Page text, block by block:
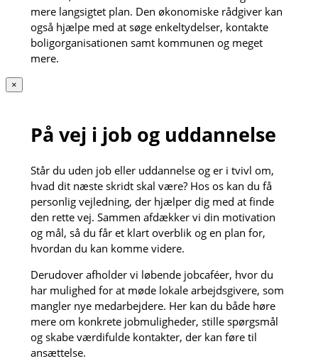
mere langsigtet plan. Den økonomiske rådgiver kan
også hjælpe med at søge enkeltydelser, kontakte
boligorganisationen samt kommunen og meget
mere.
×
På vej i job og uddannelse
Står du uden job eller uddannelse og er i tvivl om,
hvad dit næste skridt skal være? Hos os kan du få
personlig vejledning, der hjælper dig med at finde
den rette vej. Sammen afdækker vi din motivation
og mål, så du får et klart overblik og en plan for,
hvordan du kan komme videre.
Derudover afholder vi løbende jobcaféer, hvor du
har mulighed for at møde lokale arbejdsgivere, som
mangler nye medarbejdere. Her kan du både høre
mere om konkrete jobmuligheder, stille spørgsmål
og skabe værdifulde kontakter, der kan føre til
ansættelse.